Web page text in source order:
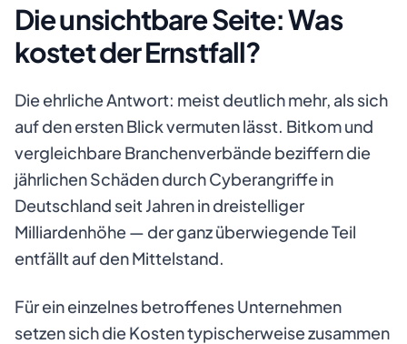
Die unsichtbare Seite: Was
kostet der Ernstfall?
Die ehrliche Antwort: meist deutlich mehr, als sich
auf den ersten Blick vermuten lässt. Bitkom und
vergleichbare Branchenverbände beziffern die
jährlichen Schäden durch Cyberangriffe in
Deutschland seit Jahren in dreistelliger
Milliardenhöhe — der ganz überwiegende Teil
entfällt auf den Mittelstand.
Für ein einzelnes betroffenes Unternehmen
setzen sich die Kosten typischerweise zusammen